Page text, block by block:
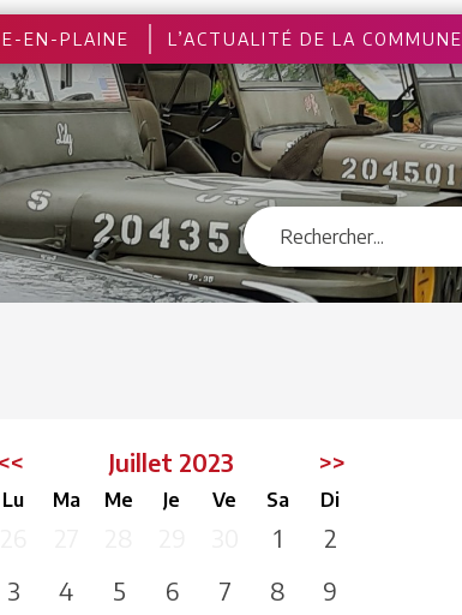
EN-PLAINE L’ACTUALITÉ DE LA COMMUNE
<< Juillet 2023 >>
Lu Ma Me Je Ve Sa Di
1
2
3
4 5 6 7 8
9